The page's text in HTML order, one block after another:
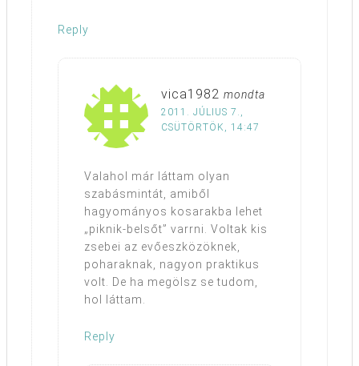
Reply
vica1982 mondta
2011. JÚLIUS 7.,
CSÜTÖRTÖK, 14:47
Valahol már láttam olyan
szabásmintát, amiből
hagyományos kosarakba lehet
„piknik-belsőt” varrni. Voltak kis
zsebei az evőeszközöknek,
poharaknak, nagyon praktikus
volt. De ha megölsz se tudom,
hol láttam.
Reply